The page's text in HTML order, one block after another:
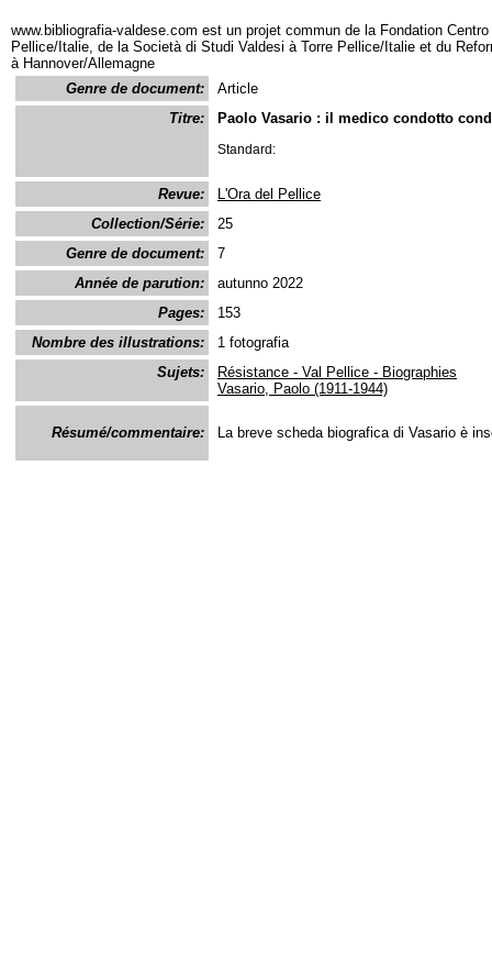
www.bibliografia-valdese.com est un projet commun de la Fondation
Pellice/Italie, de la Società di Studi Valdesi à Torre Pellice/Italie et du
à Hannover/Allemagne
Genre de document:
Article
Titre:
Paolo Vasario : il medico condotto
Standard:
Revue:
L'Ora del Pellice
Collection/Série:
25
Genre de document:
7
Année de parution:
autunno 2022
Pages:
153
Nombre des illustrations:
1 fotografia
Sujets:
Résistance - Val Pellice - Biographies
Vasario, Paolo (1911-1944)
Résumé/commentaire: La breve scheda biografica di Vasario è